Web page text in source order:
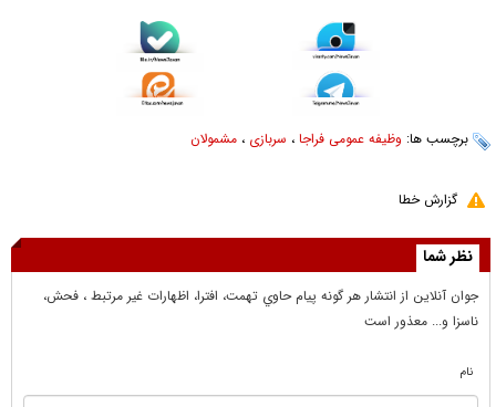
برچسب ها: وظیفه عمومی فراجا ، سربازی ، مشمولان
گزارش خطا
نظر شما
جوان آنلاين از انتشار هر گونه پيام حاوي تهمت، افترا، اظهارات غير مرتبط ، فحش،
ناسزا و... معذور است
نام